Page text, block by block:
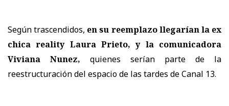
Según trascendidos, en su reemplazo llegarían la ex
chica reality Laura Prieto, y la comunicadora
Viviana Nunez, quienes serían parte de la
reestructuración del espacio de las tardes de Canal 13.